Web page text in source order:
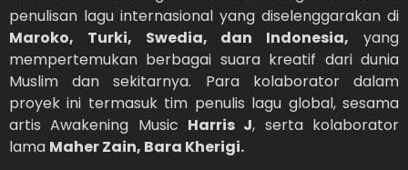
penulisan lagu internasional yang diselenggarakan di
Maroko, Turki, Swedia, dan Indonesia, yang
mempertemukan berbagai suara kreatif dari dunia
Muslim dan sekitarnya. Para kolaborator dalam
proyek ini termasuk tim penulis lagu global, sesama
artis Awakening Music Harris J, serta kolaborator
lama Maher Zain, Bara Kherigi.